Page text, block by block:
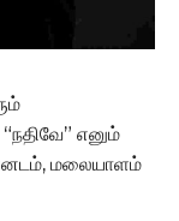
எனும்
மலையாளம்